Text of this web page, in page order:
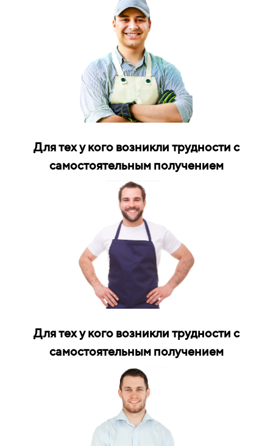
Для тех у кого возникли трудности с
самостоятельным получением
Для тех у кого возникли трудности с
самостоятельным получением